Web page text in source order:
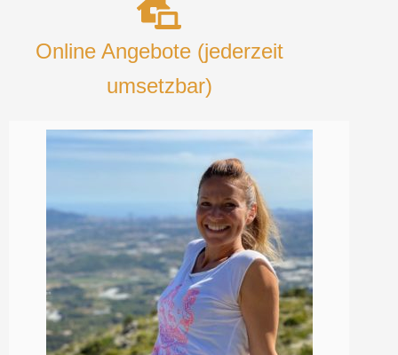
Online Angebote (jederzeit
umsetzbar)